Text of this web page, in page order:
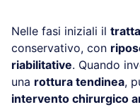
Nelle fasi iniziali il
conservativo, con
riabilitative. Quando
una rottura tendinea,
intervento chirurgico